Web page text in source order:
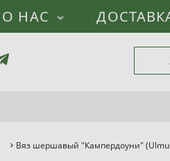
О НАС
Вяз шершавый "Кампердоуни"